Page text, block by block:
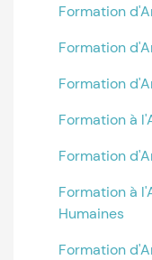
Formation
Formation
Formation
Formation à
Formation
Formation à
Humaines
Formation